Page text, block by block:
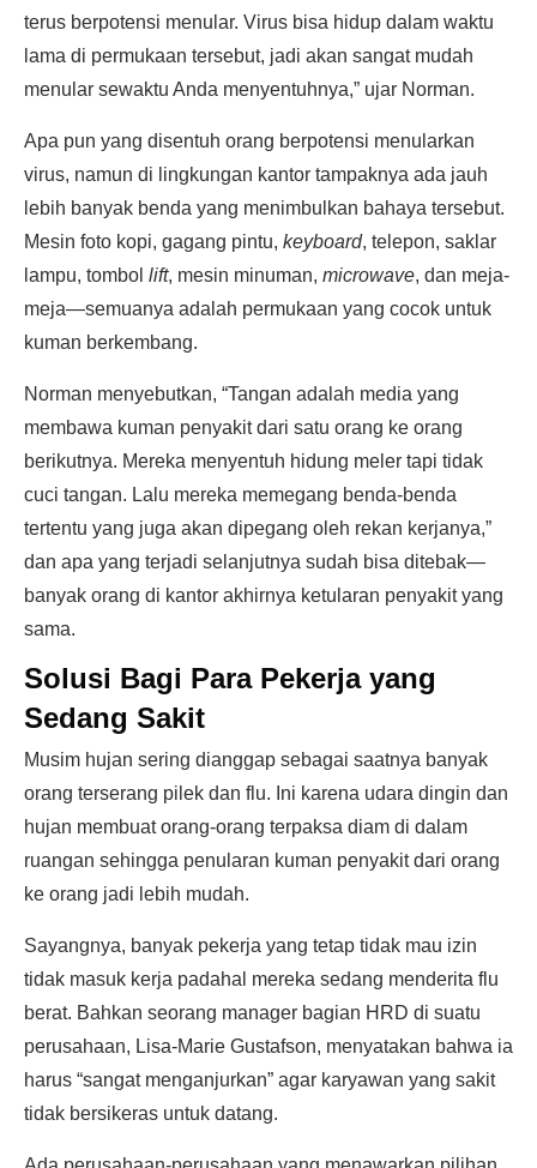
terus berpotensi menular. Virus bisa hidup dalam waktu
lama di permukaan tersebut, jadi akan sangat mudah
menular sewaktu Anda menyentuhnya,” ujar Norman.
Apa pun yang disentuh orang berpotensi menularkan
virus, namun di lingkungan kantor tampaknya ada jauh
lebih banyak benda yang menimbulkan bahaya tersebut.
Mesin foto kopi, gagang pintu, keyboard, telepon, saklar
lampu, tombol lift, mesin minuman, microwave, dan meja-
meja—semuanya adalah permukaan yang cocok untuk
kuman berkembang.
Norman menyebutkan, “Tangan adalah media yang
membawa kuman penyakit dari satu orang ke orang
berikutnya. Mereka menyentuh hidung meler tapi tidak
cuci tangan. Lalu mereka memegang benda-benda
tertentu yang juga akan dipegang oleh rekan kerjanya,”
dan apa yang terjadi selanjutnya sudah bisa ditebak—
banyak orang di kantor akhirnya ketularan penyakit yang
sama.
Solusi Bagi Para Pekerja yang
Sedang Sakit
Musim hujan sering dianggap sebagai saatnya banyak
orang terserang pilek dan flu. Ini karena udara dingin dan
hujan membuat orang-orang terpaksa diam di dalam
ruangan sehingga penularan kuman penyakit dari orang
ke orang jadi lebih mudah.
Sayangnya, banyak pekerja yang tetap tidak mau izin
tidak masuk kerja padahal mereka sedang menderita flu
berat. Bahkan seorang manager bagian HRD di suatu
perusahaan, Lisa-Marie Gustafson, menyatakan bahwa ia
harus “sangat menganjurkan” agar karyawan yang sakit
tidak bersikeras untuk datang.